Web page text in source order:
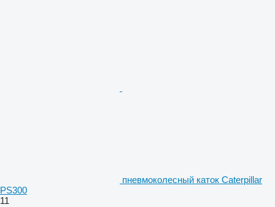
пневмоколесный каток Caterpillar
PS300
11